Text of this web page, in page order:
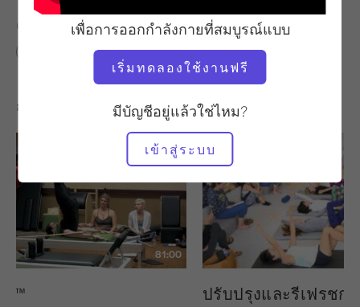
เพื่อการออกกำลังกายที่สมบูรณ์แบบ
เริ่มทดลองใช้งานฟรี
มีบัญชีอยู่แล้วใช่ไหม?
เข้าสู่ระบบ
ค้นหาชั้นเรียนที่คล้ายคลึงกันสำหรับ
สตูดิโอทั้งหมด
การออกกำลังกายอื่น ๆ ที่คุณอาจชอบ
81:00
ง™
ปรับปรุงและรีเฟรชก